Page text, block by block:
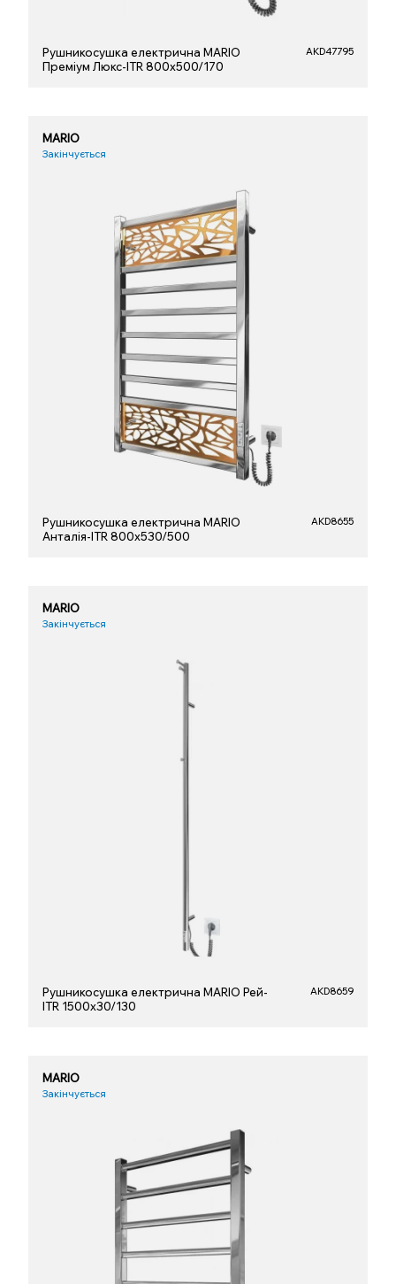
Рушникосушка електрична MARIO
Преміум Люкс-ITR 800х500/170
AKD47795
MARIO
Закінчується
Рушникосушка електрична MARIO
Анталія-ІTR 800х530/500
AKD8655
MARIO
Закінчується
Рушникосушка електрична MARIO Рей-
ITR 1500х30/130
AKD8659
MARIO
Закінчується